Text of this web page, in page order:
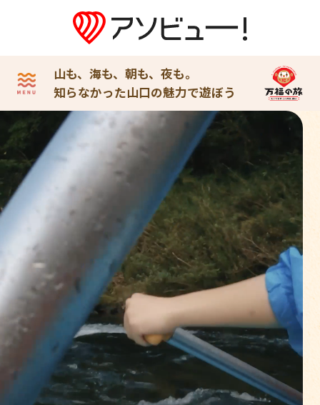
山も、海も、朝も、夜も。
知らなかった山口の魅力で遊ぼう